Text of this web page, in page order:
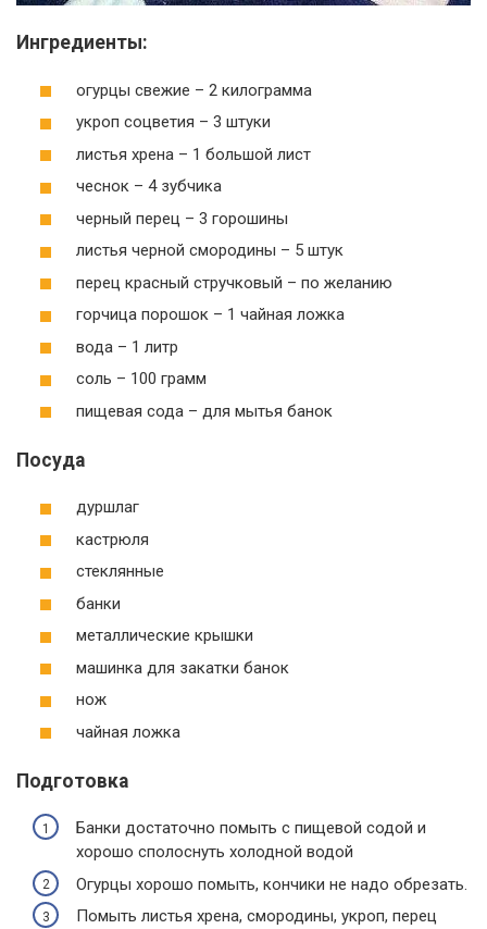
Ингредиенты:
огурцы свежие – 2 килограмма
укроп соцветия – 3 штуки
листья хрена – 1 большой лист
чеснок – 4 зубчика
черный перец – 3 горошины
листья черной смородины – 5 штук
перец красный стручковый – по желанию
горчица порошок – 1 чайная ложка
вода – 1 литр
соль – 100 грамм
пищевая сода – для мытья банок
Посуда
дуршлаг
кастрюля
стеклянные
банки
металлические крышки
машинка для закатки банок
нож
чайная ложка
Подготовка
Банки достаточно помыть с пищевой содой и
хорошо сполоснуть холодной водой
Огурцы хорошо помыть, кончики не надо обрезать.
Помыть листья хрена, смородины, укроп, перец